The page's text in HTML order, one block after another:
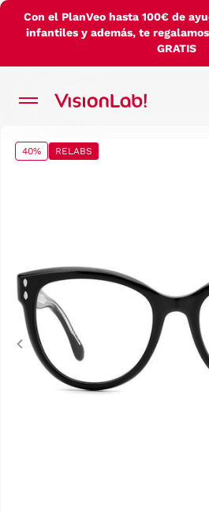
Con el PlanVeo hasta 100€ de
infantiles y además, te
GRATIS
40% RELABS
Previous